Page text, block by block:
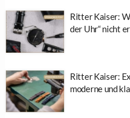
Ritter Kaiser:
der Uhr“ nicht
Ritter Kaiser:
moderne und